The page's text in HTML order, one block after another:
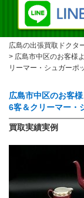
広島の出張買取ドクタ
> 広島市中区のお客様
リーマー・シュガーポ
広島市中区のお客
6客＆クリーマー・
買取実績実例